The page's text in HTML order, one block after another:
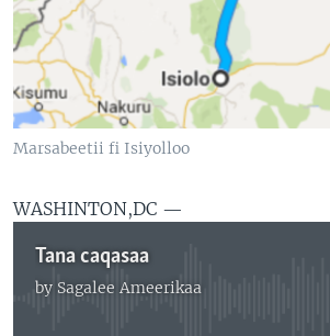
Marsabeetii fi Isiyolloo
WASHINTON,DC —
Tana caqasaa
by Sagalee Ameerikaa
No media source currently